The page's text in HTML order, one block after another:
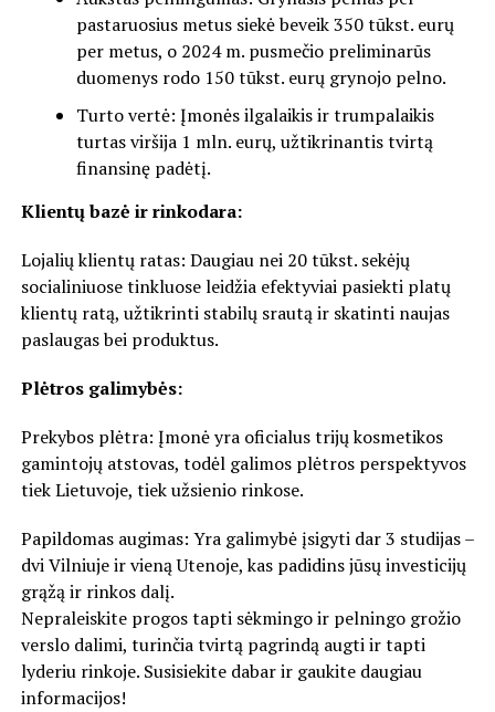
pastaruosius metus siekė beveik 350 tūkst. eurų
per metus, o 2024 m. pusmečio preliminarūs
duomenys rodo 150 tūkst. eurų grynojo pelno.
Turto vertė: Įmonės ilgalaikis ir trumpalaikis
turtas viršija 1 mln. eurų, užtikrinantis tvirtą
finansinę padėtį.
Klientų bazė ir rinkodara:
Lojalių klientų ratas: Daugiau nei 20 tūkst. sekėjų
socialiniuose tinkluose leidžia efektyviai pasiekti platų
klientų ratą, užtikrinti stabilų srautą ir skatinti naujas
paslaugas bei produktus.
Plėtros galimybės:
Prekybos plėtra: Įmonė yra oficialus trijų kosmetikos
gamintojų atstovas, todėl galimos plėtros perspektyvos
tiek Lietuvoje, tiek užsienio rinkose.
Papildomas augimas: Yra galimybė įsigyti dar 3 studijas –
dvi Vilniuje ir vieną Utenoje, kas padidins jūsų investicijų
grąžą ir rinkos dalį.
Nepraleiskite progos tapti sėkmingo ir pelningo grožio
verslo dalimi, turinčia tvirtą pagrindą augti ir tapti
lyderiu rinkoje. Susisiekite dabar ir gaukite daugiau
informacijos!